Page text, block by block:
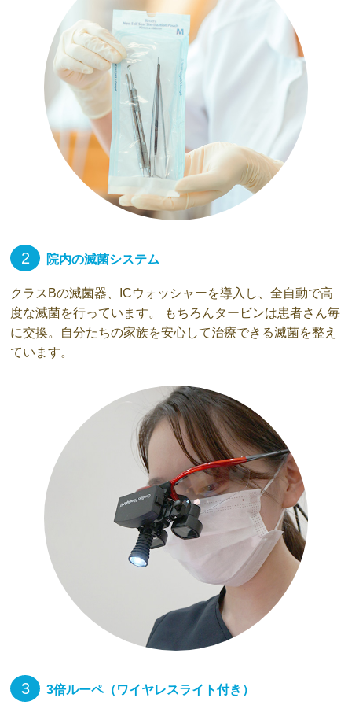
2 院内の滅菌システム
クラスBの滅菌器、ICウォッシャーを導入し、全自動で高
度な滅菌を行っています。 もちろんタービンは患者さん毎
に交換。自分たちの家族を安心して治療できる滅菌を整え
ています。
3 3倍ルーペ（ワイヤレスライト付き）